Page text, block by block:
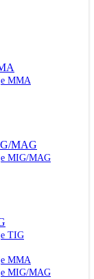
MMA
MAG
MIG/MAG
TIG
MMA
MIG/MAG